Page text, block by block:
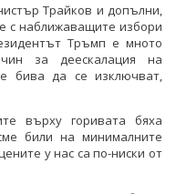
Трайков и допълни,
с наближаващите избори
Тръмп е мното
за деескалация на
бива да се изключват,
върху горивата бяха
били на минималните
у нас са по-ниски от